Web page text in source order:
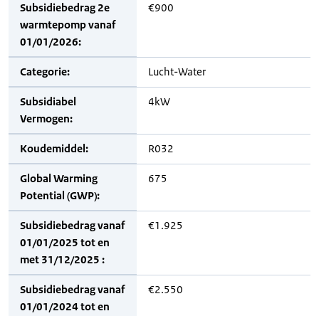
Subsidiebedrag 2e
warmtepomp vanaf
01/01/2026:
€900
Categorie: Lucht-Water
Subsidiabel
Vermogen:
4kW
Koudemiddel: R032
Global Warming
Potential (GWP):
675
Subsidiebedrag vanaf
01/01/2025 tot en
met 31/12/2025 :
€1.925
Subsidiebedrag vanaf
01/01/2024 tot en
€2.550